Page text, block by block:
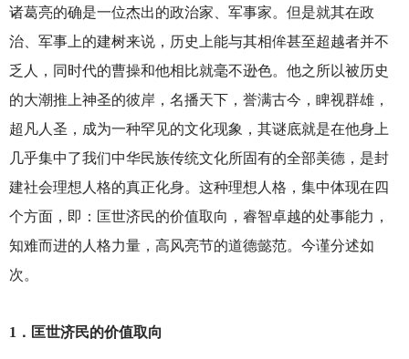
诸葛亮的确是一位杰出的政治家、军事家。但是就其在政
治、军事上的建树来说，历史上能与其相侔甚至超越者并不
乏人，同时代的曹操和他相比就毫不逊色。他之所以被历史
的大潮推上神圣的彼岸，名播天下，誉满古今，睥视群雄，
超凡人圣，成为一种罕见的文化现象，其谜底就是在他身上
几乎集中了我们中华民族传统文化所固有的全部美德，是封
建社会理想人格的真正化身。这种理想人格，集中体现在四
个方面，即：匡世济民的价值取向，睿智卓越的处事能力，
知难而进的人格力量，高风亮节的道德懿范。今谨分述如
次。
1 ．匡世济民的价值取向